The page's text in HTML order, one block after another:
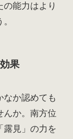
能力はより
果
なか認めても
んか。南方位
露見」の力を